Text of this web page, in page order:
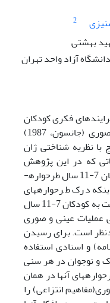
2
بهشتی
آزاد واحد تهران
فکری کودکان
و نوجوانان در درک طرحواره­های تصوری (جانسون، 1987)
نظریه شناختی ژان
سوالاتی که در این پژوهش
مطرح است این است که چگونه کودکان 7-11 سال طرحواره­
درک طرحواره­های
تصوری در نوجوانان 11-15 سال نسبت به کودکان 7-11 سال
عملیات عینی و صوری
مد­نظر است. برای رسیدن
و اسنادی استفاده
و نوجوان در هر سنی
آنها در همان
انتزاعی) را